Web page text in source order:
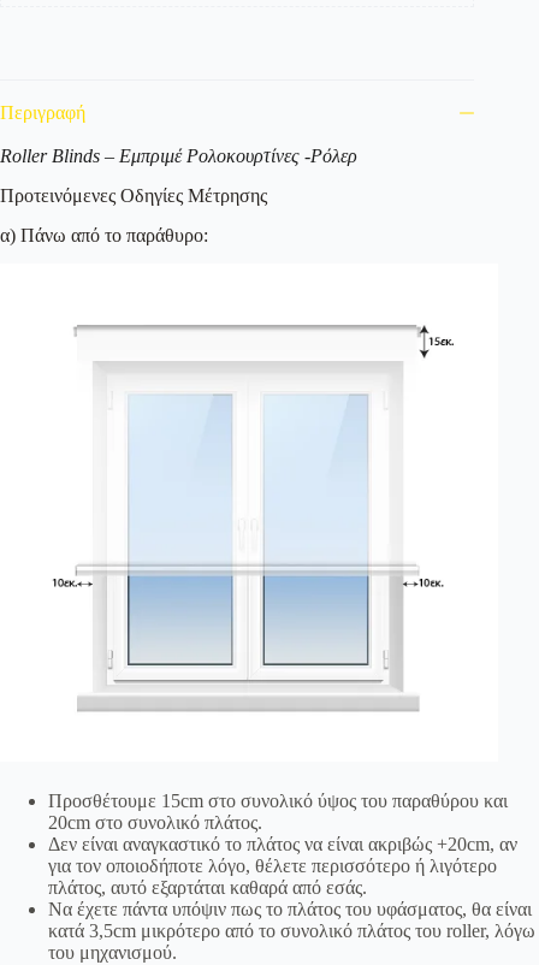
Περιγραφή
Roller Blinds – Εμπριμέ Ρολοκουρτίνες -Ρόλερ
Προτεινόμενες Οδηγίες Μέτρησης
α) Πάνω από το παράθυρο:
Προσθέτουμε 15cm στο συνολικό ύψος του παραθύρου και
20cm στο συνολικό πλάτος.
Δεν είναι αναγκαστικό το πλάτος να είναι ακριβώς +20cm, αν
για τον οποιοδήποτε λόγο, θέλετε περισσότερο ή λιγότερο
πλάτος, αυτό εξαρτάται καθαρά από εσάς.
Να έχετε πάντα υπόψιν πως το πλάτος του υφάσματος, θα είναι
κατά 3,5cm μικρότερο από το συνολικό πλάτος του roller, λόγω
του μηχανισμού.